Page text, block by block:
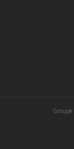
Groupe